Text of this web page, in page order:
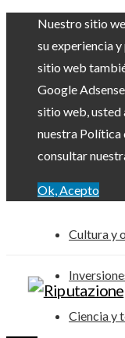
Nuestro sitio
su experiencia y
sitio web
Google
sitio web, usted
nuestra Política
consultar
Ok, Acepto
Cultura y
Ciencia y